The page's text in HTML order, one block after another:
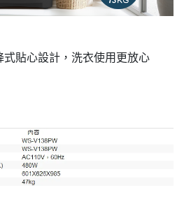
貼心設計，洗衣使用更放心